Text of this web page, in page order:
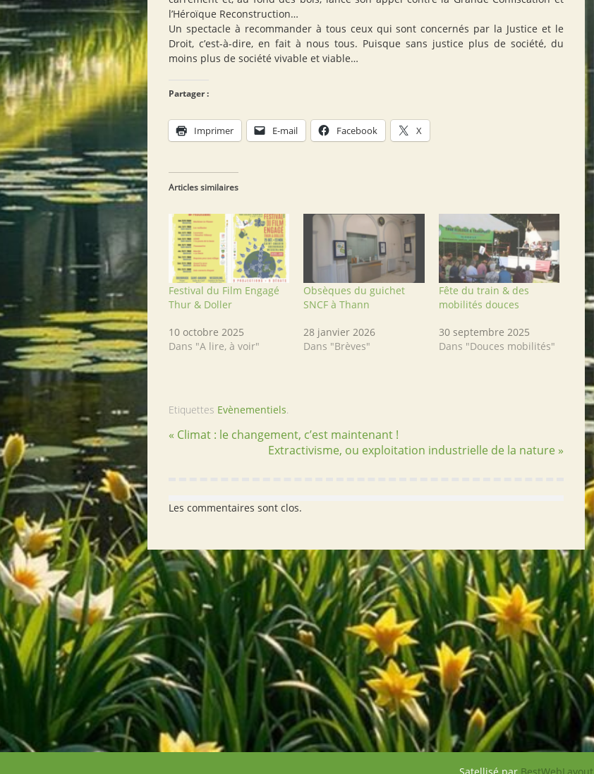
l’Héroïque Reconstruction…
Un spectacle à recommander à tous ceux qui sont concernés par la Justice et le
Droit, c’est-à-dire, en fait à nous tous. Puisque sans justice plus de société, du
moins plus de société vivable et viable…
Partager :
Imprimer E-mail Facebook X
Articles similaires
Festival du Film Engagé
Thur & Doller
10 octobre 2025
Dans "A lire, à voir"
Obsèques du guichet
SNCF à Thann
28 janvier 2026
Dans "Brèves"
Fête du train & des
mobilités douces
30 septembre 2025
Dans "Douces mobilités"
Etiquettes Evènementiels.
« Climat : le changement, c’est maintenant !
Extractivisme, ou exploitation industrielle de la nature »
Les commentaires sont clos.